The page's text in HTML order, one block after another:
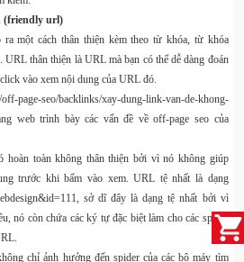
(friendly url)
một cách thân thiện kèm theo từ khóa, từ khóa
thân thiện là URL mà bạn có thể dễ dàng đoán
vào xem nội dung của URL đó.
page-seo/backlinks/xay-dung-link-van-de-khong-
web trình bày các vấn đề về off-page seo của
toàn không thân thiện bởi vì nó không giúp
trước khi bấm vào xem. URL tệ nhất là dạng
sở dĩ đây là dạng tệ nhất bởi vì
nó còn chứa các ký tự đặc biệt làm cho các spider
chỉ ảnh hưởng đến spider của các bộ máy tìm